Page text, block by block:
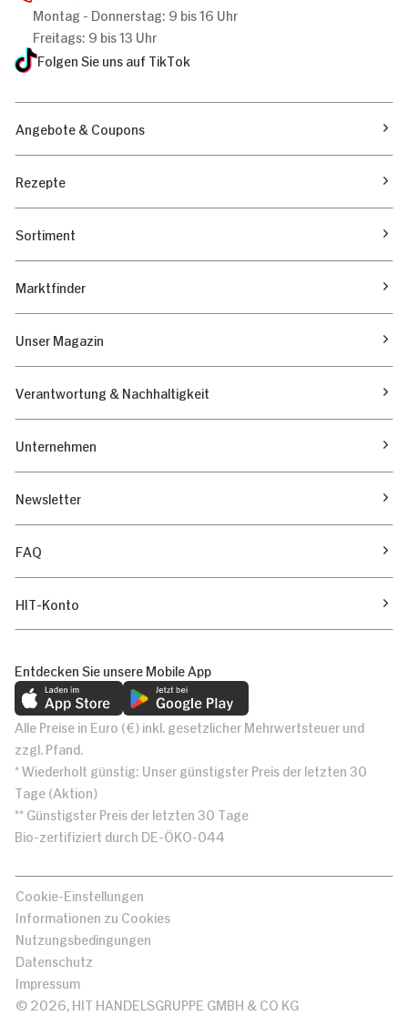
Montag - Donnerstag: 9 bis 16 Uhr
Freitags: 9 bis 13 Uhr
Folgen Sie uns auf TikTok
Angebote & Coupons
Rezepte
Sortiment
Marktfinder
Unser Magazin
Verantwortung & Nachhaltigkeit
Unternehmen
Newsletter
FAQ
HIT-Konto
Entdecken Sie unsere Mobile App
Alle Preise in Euro (€) inkl. gesetzlicher Mehrwertsteuer und
zzgl. Pfand.
* Wiederholt günstig: Unser günstigster Preis der letzten 30
Tage (Aktion)
** Günstigster Preis der letzten 30 Tage
Bio-zertifiziert durch DE-ÖKO-044
Cookie-Einstellungen
Informationen zu Cookies
Nutzungsbedingungen
Datenschutz
Impressum
© 2026, HIT HANDELSGRUPPE GMBH & CO KG